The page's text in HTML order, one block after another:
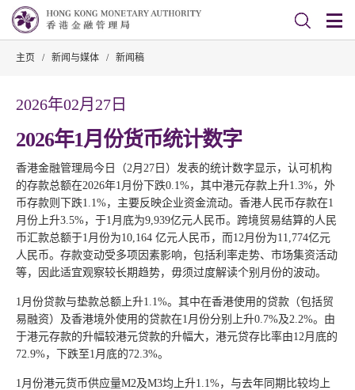
主页 / 新闻与媒体 / 新闻稿
2026年02月27日
2026年1月份货币统计数字
香港金融管理局今日（2月27日）发表的统计数字显示，认可机构
的存款总额在2026年1月份下跌0.1%，其中港元存款上升1.3%，外
币存款则下跌1.1%，主要反映企业资金流动。香港人民币存款在1
月份上升3.5%，于1月底为9,939亿元人民币。跨境贸易结算的人民
币汇款总额于1月份为10,164 亿元人民币，而12月份为11,774亿元
人民币。存款变动受多项因素影响，包括利率走势、市场集资活动
等，因此适宜观察较长期趋势，毋须过度解读个别月份的波动。
1月份贷款与垫款总额上升1.1%。其中在香港使用的贷款（包括贸
易融资）及香港境外使用的贷款在1月份分别上升0.7%及2.2%。由
于港元存款的升幅较港元贷款的升幅大，港元贷存比率由12月底的
72.9%，下跌至1月底的72.3%。
1月份港元货币供应量M2及M3均上升1.1%，与去年同期比较均上